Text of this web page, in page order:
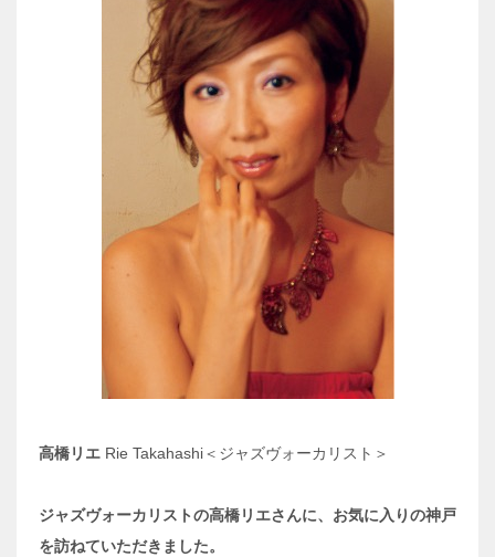
高橋リエ Rie Takahashi＜ジャズヴォーカリスト＞
ジャズヴォーカリストの高橋リエさんに、お気に入りの神戸
を訪ねていただきました。